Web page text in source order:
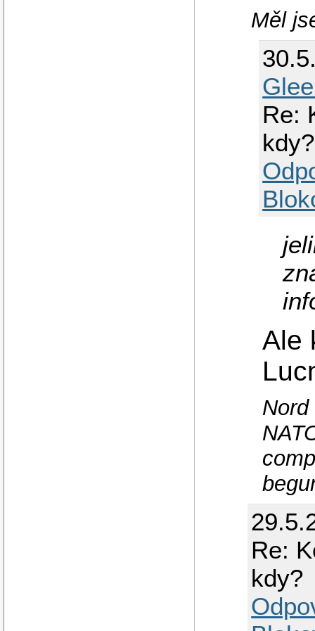
Měl
Re:
kdy?
Ale
Re:
kdy?